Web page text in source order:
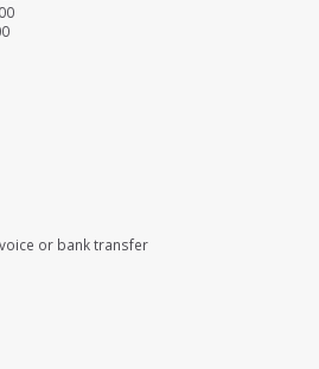
or bank transfer